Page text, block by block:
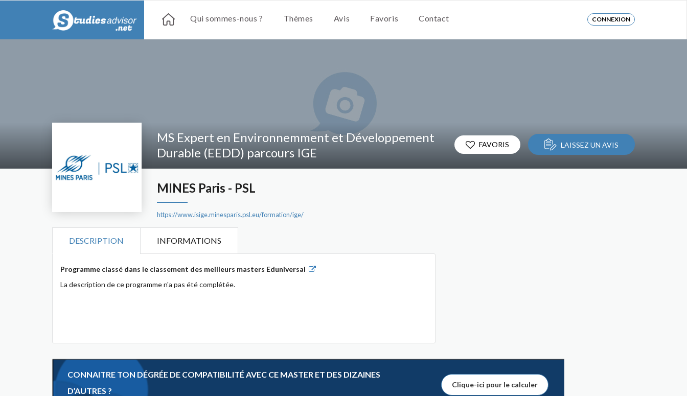
Qui sommes-nous ? Thèmes Avis Favoris Contact CONNEXION
MS Expert en Environnemment et Développement
Durable (EEDD) parcours IGE
MINES Paris - PSL
https://www.isige.minesparis.psl.eu/formation/ige/
FAVORIS LAISSEZ UN AVIS
DESCRIPTION INFORMATIONS
Programme classé dans le classement des meilleurs masters Eduniversal
La description de ce programme n'a pas été complétée.
CONNAITRE TON DÉGRÉE DE COMPATIBILITÉ AVEC CE MASTER ET DES DIZAINES
D’AUTRES ?
Clique-ici pour le calculer